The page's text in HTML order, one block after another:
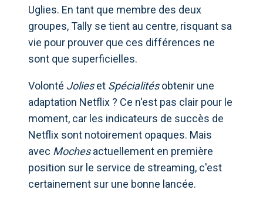
Uglies. En tant que membre des deux
groupes, Tally se tient au centre, risquant sa
vie pour prouver que ces différences ne
sont que superficielles.
Volonté Jolieset Spécialitésobtenir une
adaptation Netflix ? Ce n'est pas clair pour le
moment, car les indicateurs de succès de
Netflix sont notoirement opaques. Mais
avec Mochesactuellement en première
position sur le service de streaming, c'est
certainement sur une bonne lancée.